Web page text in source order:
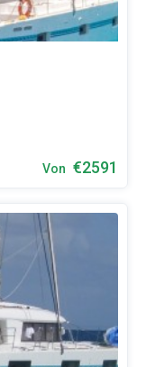
Von €2591